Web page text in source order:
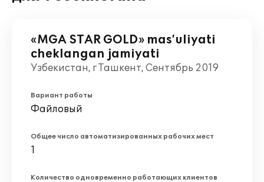
«MGA STAR GOLD» mas’uliyati
cheklangan jamiyati
Узбекистан, г Ташкент, Сентябрь 2019
Вариант работы
Файловый
Общее число автоматизированных рабочих мест
1
Количество одновременно работающих клиентов